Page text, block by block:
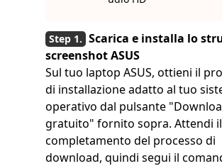
Scarica e installa lo
screenshot ASUS
Sul tuo laptop ASUS, ottieni il
di installazione adatto al tuo
operativo dal pulsante
gratuito" fornito sopra. Attendi il
completamento del processo di
download, quindi segui il